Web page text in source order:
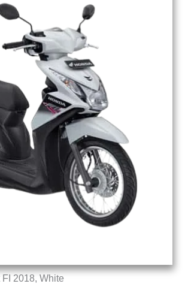
FI 2018, White